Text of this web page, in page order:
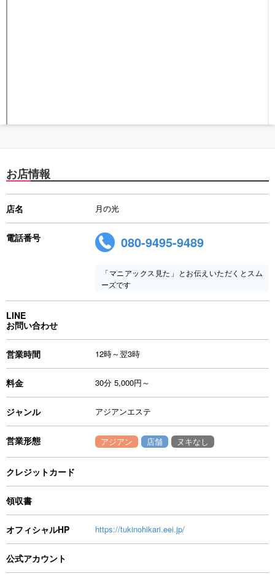
お店情報
店名 月の光
電話番号 080-9495-9489
「マニアックス見た」とお伝えいただくとスム
ーズです
LINE
お問い合わせ
営業時間 12時～翌3時
料金 30分 5,000円～
ジャンル アジアンエステ
営業形態 アジアン 店舗 ヌキなし
クレジットカード
領収書
オフィシャルHP https://tukinohikari.eei.jp/
公式アカウント